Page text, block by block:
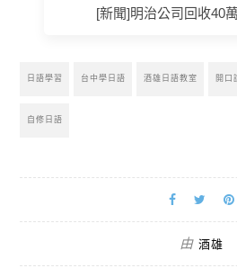
[新聞]明治公司回收40
日語學習 台中學日語 酒雄日語教室 開口
自修日語
由 酒雄